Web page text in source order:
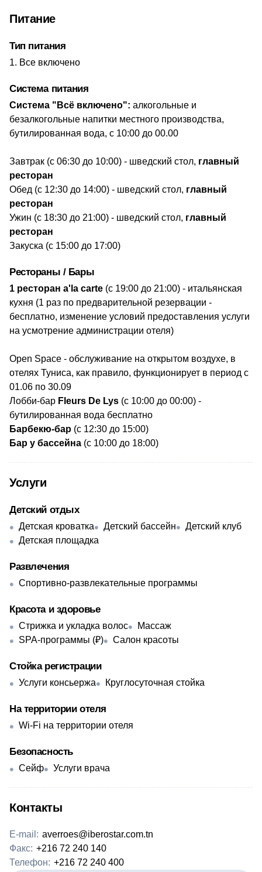
Питание
Тип питания
Все включено
Система питания
Система "Всё включено": алкогольные и
безалкогольные напитки местного производства,
бутилированная вода, с 10:00 до 00.00
Завтрак (с 06:30 до 10:00) - шведский стол, главный
ресторан
Обед (с 12:30 до 14:00) - шведский стол, главный
ресторан
Ужин (с 18:30 до 21:00) - шведский стол, главный
ресторан
Закуска (с 15:00 до 17:00)
Рестораны / Бары
1 ресторан a'la carte (с 19:00 до 21:00) - итальянская
кухня (1 раз по предварительной резервации -
бесплатно, изменение условий предоставления услуги
на усмотрение администрации отеля)
Open Space - обслуживание на открытом воздухе, в
отелях Туниса, как правило, функционирует в период с
01.06 по 30.09
Лобби-бар Fleurs De Lys (с 10:00 до 00:00) -
бутилированная вода бесплатно
Барбекю-бар (с 12:30 до 15:00)
Бар у бассейна (с 10:00 до 18:00)
Услуги
Детский отдых
Детская кроватка Детский бассейн
Детский клуб
Детская площадка
Развлечения
Спортивно-развлекательные программы
Красота и здоровье
Стрижка и укладка волос
Массаж
SPA-программы (₽)
Салон красоты
Стойка регистрации
Услуги консьержа Круглосуточная стойка
На территории отеля
Wi-Fi на территории отеля
Безопасность
Сейф Услуги врача
Контакты
E-mail: averroes@iberostar.com.tn
Факс: +216 72 240 140
Телефон: +216 72 240 400